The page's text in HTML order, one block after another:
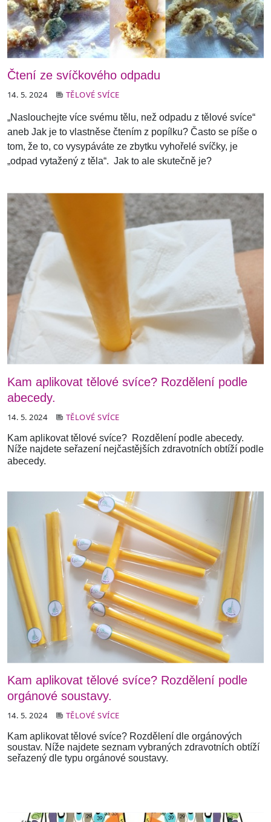
Čtení ze svíčkového odpadu
14. 5. 2024 TĚLOVÉ SVÍCE
„Naslouchejte více svému tělu, než odpadu z tělové svíce“
aneb Jak je to vlastněse čtením z popílku? Často se píše o
tom, že to, co vysypáváte ze zbytku vyhořelé svíčky, je
„odpad vytažený z těla“. Jak to ale skutečně je?
Kam aplikovat tělové svíce? Rozdělení podle
abecedy.
14. 5. 2024 TĚLOVÉ SVÍCE
Kam aplikovat tělové svíce? Rozdělení podle abecedy.
Níže najdete seřazení nejčastějších zdravotních obtíží podle
abecedy.
Kam aplikovat tělové svíce? Rozdělení podle
orgánové soustavy.
14. 5. 2024 TĚLOVÉ SVÍCE
Kam aplikovat tělové svíce? Rozdělení dle orgánových
soustav. Níže najdete seznam vybraných zdravotních obtíží
seřazený dle typu orgánové soustavy.